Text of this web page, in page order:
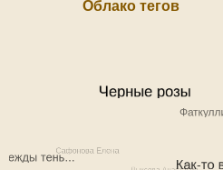
Облако тегов